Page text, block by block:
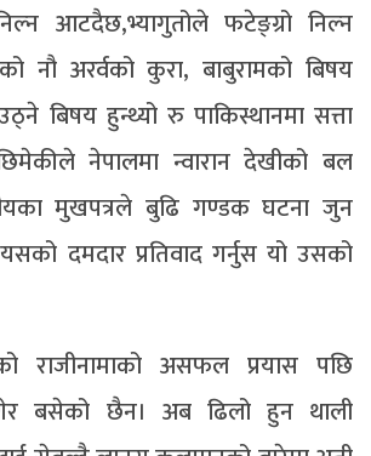
आटदैछ,भ्यागुतोले फटेङ्ग्रो निल्न
नौ अरर्वको कुरा, बाबुरामको बिषय
बिषय हुन्थ्यो रु पाकिस्थानमा सत्ता
नेपालमा न्वारान देखीको बल
मुखपत्रले बुढि गण्डक घटना जुन
दमदार प्रतिवाद गर्नुस यो उसको
राजीनामाको असफल प्रयास पछि
बसेको छैन। अब ढिलो हुन थाली